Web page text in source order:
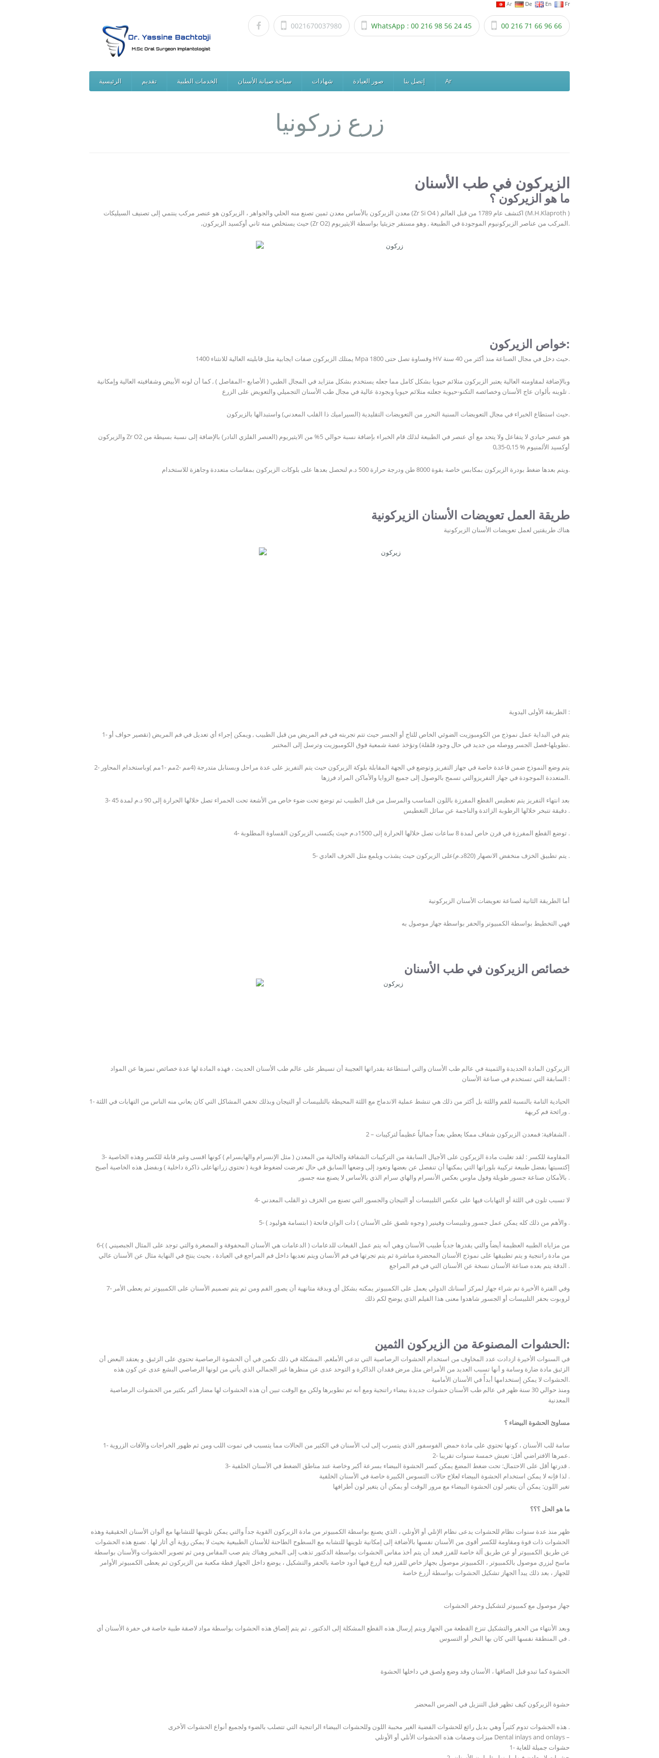
Ar De En Fr
0021670037980 WhatsApp : 00 216 98 56 24 45 00 216 71 66 96 66
الرئيسية تقديم الخدمات الطبية سياحة صيانة الأسنان شهادات صور العيادة إتصل بنا Ar
زرع زركونيا
الزيركون في طب الأسنان
ما هو الزيركون ؟
معدن الزيركون بالأساس معدن ثمين تصنع منه الحلي والجواهر ، الزيركون هو عنصر مركب ينتمي إلى تصنيف السيليكات (Zr Si O4 ) اكتشف عام 1789 من قبل العالم (M.H.Klaproth )
,حيث يستخلص منه ثاني أوكسيد الزيركون (Zr O2) المركب من عناصر الزيركونيوم الموجودة في الطبيعة , وهو مستقر جزيئيا بواسطة الايثيريوم.
خواص الزيركون:
يمتلك الزيركون صفات ايجابية مثل قابليته العالية للانثناء 1400 Mpa وقساوة تصل حتى 1800 HV حيث دخل في مجال الصناعة منذ أكثر من 40 سنة.
وبالإضافة لمقاومته العالية يعتبر الزيركون متلائم حيويا بشكل كامل مما جعله يستخدم بشكل متزايد في المجال الطبي ( الأصابع –المفاصل ) , كما أن لونه الأبيض وشفافيته العالية وإمكانية
تلوينه بألوان عاج الأسنان وخصائصه التكنو-حيوية جعلته متلائم حيويا وبجودة عالية في مجال طب الأسنان التجميلي والتعويض على الزرع .
حيث استطاع الخبراء في مجال التعويضات السنية التحرر من التعويضات التقليدية (السيراميك ذا القلب المعدني) واستبدالها بالزيركون.
والزيركون Zr O2 هو عنصر حيادي لا يتفاعل ولا يتحد مع أي عنصر في الطبيعة لذلك قام الخبراء بإضافة نسبة حوالي 5% من الايثيريوم (العنصر الفلزي النادر) بالإضافة إلى نسبة بسيطة من
أوكسيد الألمنيوم % 0,15-0,35
ويتم بعدها ضغط بودرة الزيركون بمكابس خاصة بقوة 8000 طن ودرجة حرارة 500 د.م لنحصل بعدها على بلوكات الزيركون بمقاسات متعددة وجاهزة للاستخدام.
طريقة العمل تعويضات الأسنان الزيركونية
هناك طريقتين لعمل تعويضات الأسنان الزيركونية
الطريقة الأولى اليدوية :
1- يتم في البداية عمل نموذج من الكومبوزيت الضوئي الخاص للتاج أو الجسر حيث تتم تجربته في فم المريض من قبل الطبيب , ويمكن إجراء أي تعديل في فم المريض (تقصير حواف أو
تطويلها-فصل الجسر ووصله من جديد في حال وجود قلقلة) وتؤخذ عضة شمعية فوق الكومبوزيت وترسل إلى المختبر.
2- يتم وضع النموذج ضمن قاعدة خاصة في جهاز التفريز وتوضع في الجهة المقابلة بلوكة الزيركون حيث يتم التفريز على عدة مراحل وبسنابل متدرجة (4مم -2مم -1مم )وباستخدام المحاور
المتعددة الموجودة في جهاز التفريزوالتي تسمح بالوصول إلى جميع الزوايا والأماكن المراد فرزها.
3- بعد انتهاء التفريز يتم تغطيس القطع المفرزة باللون المناسب والمرسل من قبل الطبيب ثم توضع تحت ضوء خاص من الأشعة تحت الحمراء تصل خلالها الحرارة إلى 90 د.م لمدة 45
دقيقة تتبخر خلالها الرطوبة الزائدة والناجمة عن سائل التغطيس .
4- توضع القطع المفرزة في فرن خاص لمدة 8 ساعات تصل خلالها الحرارة إلى 1500د.م حيث يكتسب الزيركون القساوة المطلوبة .
5- يتم تطبيق الخزف منخفض الانصهار (820د.م)على الزيركون حيث يشذب ويلمع مثل الخزف العادي .
أما الطريقة الثانية لصناعة تعويضات الأسنان الزيركونية
فهي التخطيط بواسطة الكمبيوتر والحفر بواسطة جهاز موصول به
خصائص الزيركون في طب الأسنان
الزيركون المادة الجديدة والثمينة في عالم طب الأسنان والتي أستطاعة بقدراتها العجيبة أن تسيطر على عالم طب الأسنان الحديث ، فهذه المادة لها عدة خصائص تميزها عن المواد
السابقة التي تستخدم في صناعة الأسنان :
1- الحيادية التامة بالنسبة للفم واللثة بل أكثر من ذلك هي تنشط عملية الاندماج مع اللثة المحيطة بالتلبيسات أو التيجان وبذلك تخفي المشاكل التي كان يعاني منه الناس من التهابات في اللثة
ورائحة فم كريهة .
2 – الشفافية: فمعدن الزيركون شفاف ممكا يعطي بعداً جمالياً عظيماً لتركيبات .
3- المقاومة للكسر : لقد تغلبت مادة الزيركون على الأجيال السابقة من التركيبات الشفافة والخالية من المعدن ( مثل الإنسرام والهايسرام ) كونها اقسى وغير قابلة للكسر وهذه الخاصية
إكتسبتها بفضل طبيعة تركيبة بلوراتها التي يمكنها أن تنفصل عن بعضها وتعود إلى وضعها السابق في حال تعرضت لضغوط قوية ( تحتوي زراتهاعلى ذاكرة داخلية ) وبفضل هذه الخاصية أصبح
بالأمكان صناعة جسور طويلة وفول ماوس بعكس الأنسرام والهاي سرام الذي بالأساس لا يصنع منه جسور .
4- لا تسبب تلون في اللثة أو التهابات فيها على عكس التلبيسات أو التيجان والجسور التي تصنع من الخزف ذو القلب المعدني
5- والأهم من ذلك كله يمكن عمل جسور وتلبيسات وفينير ( وجوه تلصق على الأسنان ) ذات الوان فاتحة ( ابتسامة هوليود ) .
6-من مزاياه الطبيه العظيمة أيضاً والتي يقدرها جدياً طبيب الأسنان وهي أنه يتم عمل القبعات للدعامات ( الدعامات هي الأسنان المحفوفة و المصغرة والتي توجد على المثال الجبصيني ) )
من مادة راتنجية و يتم تطبيقها على نموذج الأسنان المحضرة مباشرة ثم يتم تجرتها في فم الأنسان ويتم تعديها داخل فم المراجع في العيادة ، بحيث ينتج في النهاية مثال عن الأسنان عالي
الدقة يتم بعده صناعة الأسنان نسخة عن الأسنان التي في فم المراجع .
7- وفي الفترة الأخيرة تم شراء جهاز لمركز أسنانك الدولي يعمل على الكمبيوتر يمكنه بشكل أي وبدقة متانهية أن يصور الفم ومن ثم يتم تصميم الأسنان على الكمبيوتر ثم يعطى الأمر
لروبوت بحفر التلبيسات أو الجسور شاهدوا معنى هذا الفيلم الذي يوضح لكم ذلك
الحشوات المصنوعة من الزيركون الثمين:
في السنوات الأخيرة ازدادت عدد المخاوف من استخدام الحشوات الرصاصية التي تدعي الأملغم. المشكلة في ذلك تكمن في أن الحشوة الرصاصية تحتوي على الزئبق. و يعتقد البعض أن
الزئبق مادة ضارة وسامة و أنها تسبب العديد من الأمراض مثل مرض فقدان الذاكرة و التوحد عدى عن منظرها غير الجمالي الذي يأتي من لونها الرصاصي البشع عدى عن كون هذه
الحشوات لا يمكن إستخدامها أبدأً في الأسنان الأمامية.
ومنذ حوالي 30 سنة ظهر في عالم طب الأسنان حشوات جديدة بيضاء راتنجية ومع أنه تم تطويرها ولكن مع الوقت تبين أن هذه الحشوات لها مضار أكبر بكثير من الحشوات الرصاصية
المعدنية
مساوئ الحشوة البيضاء ؟
1- سامة للب الأسنان ، كونها تحتوي على مادة حمض الفوسفور الذي يتسرب إلى لب الأسنان في الكثير من الحالات مما يتسبب في تموت اللب ومن ثم ظهور الخراجات والآفات الزروية
2- عمرها الافتراضي أقل: تعيش خمسة سنوات تقريبا.
3- قدرتها أقل على الاحتمال: تحت ضغط المضغ يمكن كسر الحشوة البيضاء بسرعة أكبر وخاصة عند مناطق الضغط في الأسنان الخلفية .
لذا فإنه لا يمكن استخدام الحشوة البيضاء لعلاج حالات التسوس الكبيرة خاصة في الأسنان الخلفية .
تغير اللون: يمكن أن يتغير لون الحشوة البيضاء مع مرور الوقت أو يمكن أن يتغير لون أطرافها
ما هو الحل ؟؟؟
ظهر منذ عدة سنوات نظام للحشوات يدعى نظام الإنلي أو الأونلي ، الذي يصنع بواسطة الكمبيوتر من مادة الزيركون القوية جداً والتي يمكن تلوينها للتشابها مع ألوان الأسنان الحقيقية وهذه
الحشوات ذات قوة ومقاومة للكسر أقوى من الأسنان نفسها بالأضافة إلى إمكانية تلوينها للتشابه مع السطوح الطاحنة للأسنان الطبيعية بحيث لا يمكن رؤية أي أثار لها . تصنع هذه الحشوات
عن طريق الكمبيوتر أو عن طريق آلة خاصة للفرز فبعد أن يتم أخذ مقاس الحشوات بواسطة الدكتور تذهب إلى المخبر وهناك يتم صب المقاس ومن ثم تصوير الحشوات والأسنان بواسطة
ماسح ليزري موصول بالكمبيوتر ، الكمبيوتر موصول بجهاز خاص للفرز فيه أزرع فيها أدود خاصة بالحفر والتشكيل ، يوضع داخل الجهاز قطة مكعبة من الزيركون ثم يعطى الكمبيوتر الأوامر
للجهاز ، بعد ذلك يبدأ الجهاز تشكيل الحشوات بواسطة أزرع خاصة
جهاز موصول مع كمبيوتر لتشكيل وحفر الحشوات
وبعد الأنتهاء من الحفر والتشكيل تنزع القطعة من الجهاز ويتم إرسال هذه القطع المشكلة إلى الدكتور ، ثم يتم إلصاق هذه الحشوات بواسطة مواد لاصقة طبية خاصة في حفرة الأسنان أي
في المنطقة نفسها التي كان بها النخر أو التسوس .
الحشوة كما تبدو قبل الصاقها ، الأسنان وقد وضع ولصق في داخلها الحشوة
حشوة الزيركون كيف تظهر قبل التنزيل في الضرس المحضر
هذه الحشوات تدوم كثيراً وهي بديل رائع للحشوات الفضية الغير محببة اللون وللحشوات البيضاء الراتنجية التي تتصلب بالضوء ولجميع أنواع الحشوات الأخرى .
ميزات وصفات هذه الحشوات الأنلي أو الأونلي Dental inlays and onlays –
1- حشوات جميلة للغاية